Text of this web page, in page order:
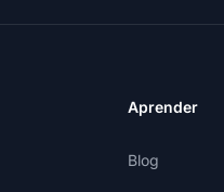
Aprender
Blog